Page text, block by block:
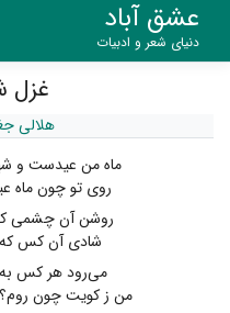
عشق آباد
دنیای شعر و ادبیات
غزل
هلالی
ماه من عیدست و
روی تو چون ماه
روشن آن چشمی که
شادی آن کس که
می‌رود هر کس به
من ز کویت چون